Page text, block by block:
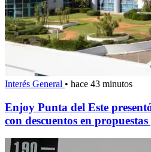
Interés General • hace 43 minutos
Enjoy Punta del Este
con descuentos en